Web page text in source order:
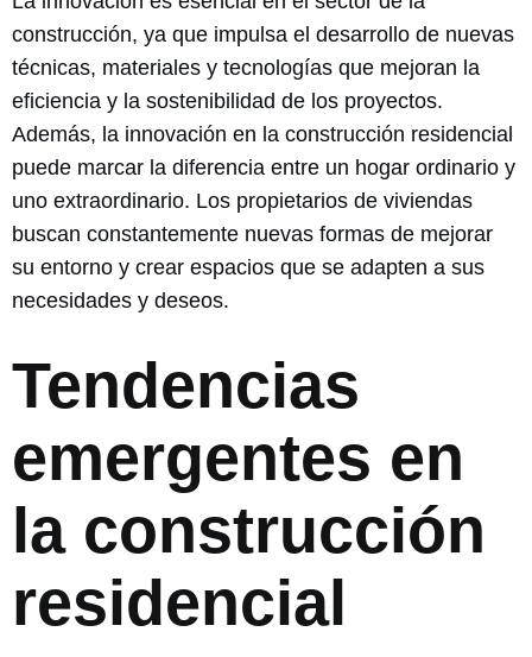
construcción, ya que impulsa el desarrollo de nuevas
técnicas, materiales y tecnologías que mejoran la
eficiencia y la sostenibilidad de los proyectos.
Además, la innovación en la construcción residencial
puede marcar la diferencia entre un hogar ordinario y
uno extraordinario. Los propietarios de viviendas
buscan constantemente nuevas formas de mejorar
su entorno y crear espacios que se adapten a sus
necesidades y deseos.
Tendencias
emergentes en
la construcción
residencial